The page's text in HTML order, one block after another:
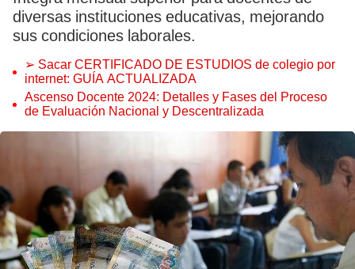
diversas instituciones educativas, mejorando
sus condiciones laborales.
➢ Sacar CERTIFICADO DE ESTUDIOS de colegio por
internet: GUÍA ACTUALIZADA
Ascenso Docente 2024: Detalles y Fases del Proceso
de Evaluación Nacional y Descentralizada